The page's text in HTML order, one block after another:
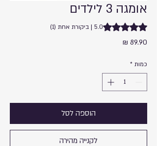
אומגה 3 לילדים
is 5.0 out of five stars based on 1 review
5.0 | ביקורת אחת (1)
כמות *
הוספה לסל
לקנייה מהירה